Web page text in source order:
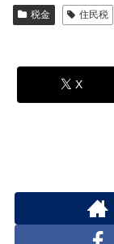
税金 住民税
X